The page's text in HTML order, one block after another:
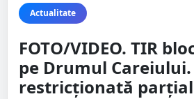
Actualitate
FOTO/VIDEO. TIR
pe Drumul
restricționată parțial